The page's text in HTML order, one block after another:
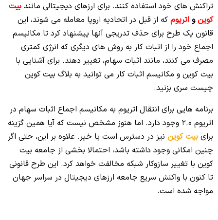
تراکنش های خود استفاده کنند. برای ارزهای دیجیتالی مانند بیت
کوینو اتریوم که از قبل در اتحادیه اروپا معامله می شوند، این
قانون یک طرح برای حذف تدریجی آنها پیشنهاد کرد تا مکانیسم
اجماع خود را از اثبات کار به روش های دیگری که انرژی کمتری
مصرف می کنند، مانند اثبات سهام، تغییر دهند. برای آشنایی با
بیت کوین و مکانیسم اثبات کار می توانید به بلاگ بیت کوین
چیست سری بزنید.
برنامه هایی برای انتقال اتریوم به مکانیسم اجماع اثبات سهام در
اتریوم 2.0 وجود دارد. اما هنوز مشخص نیست که آیا همین گزینه
برای بیت کوین نیز در دسترس است یا خیر. علاوه بر این، حتی اگر
چنین امکانی وجود داشته باشد، احتمالا بخشی از جامعه بیت
کوین با تغییر سازوکار شبکه مخالفت خواهد کرد. این طرح قانونی
تا کنون با واکنش سریع جامعه ارزهای دیجیتال در سراسر جهان
مواجه شده است.